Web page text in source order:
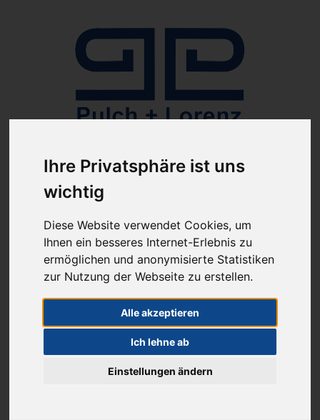
Ihre Privatsphäre ist uns
wichtig
Diese Website verwendet Cookies, um
Ihnen ein besseres Internet-Erlebnis zu
ermöglichen und anonymisierte Statistiken
zur Nutzung der Webseite zu erstellen.
Alle akzeptieren
Ich lehne ab
Einstellungen ändern
ab 100€ versandkostenfrei
(innerhalb Deutschlands)
Sie haben Fragen?
07641-9360300